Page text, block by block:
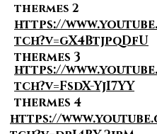
thermes 2
https://
tch?v=gX4BtjpqDfU
thermes 3
https://
tch?v=FsdX-YjI7YY
thermes 4
https://